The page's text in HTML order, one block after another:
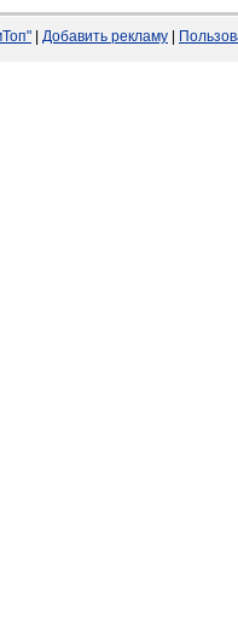
Добавить рекламу